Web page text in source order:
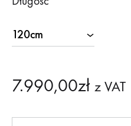
7.990,00zł z VAT